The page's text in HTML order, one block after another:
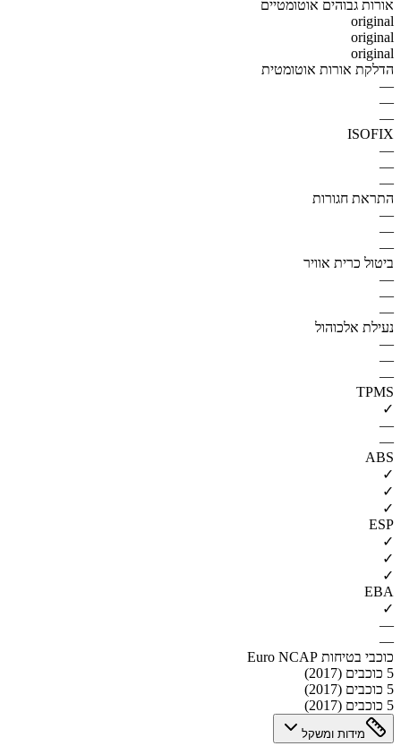
אורות גבוהים אוטומטיים
original
original
original
הדלקת אורות אוטומטית
—
—
—
ISOFIX
—
—
—
התראת חגורות
—
—
—
ביטול כרית אוויר
—
—
—
נעילת אלכוהול
—
—
—
TPMS
✓
—
—
ABS
✓
✓
✓
ESP
✓
✓
✓
EBA
✓
—
—
כוכבי בטיחות Euro NCAP
5 כוכבים (2017)
5 כוכבים (2017)
5 כוכבים (2017)
מידות ומשקל